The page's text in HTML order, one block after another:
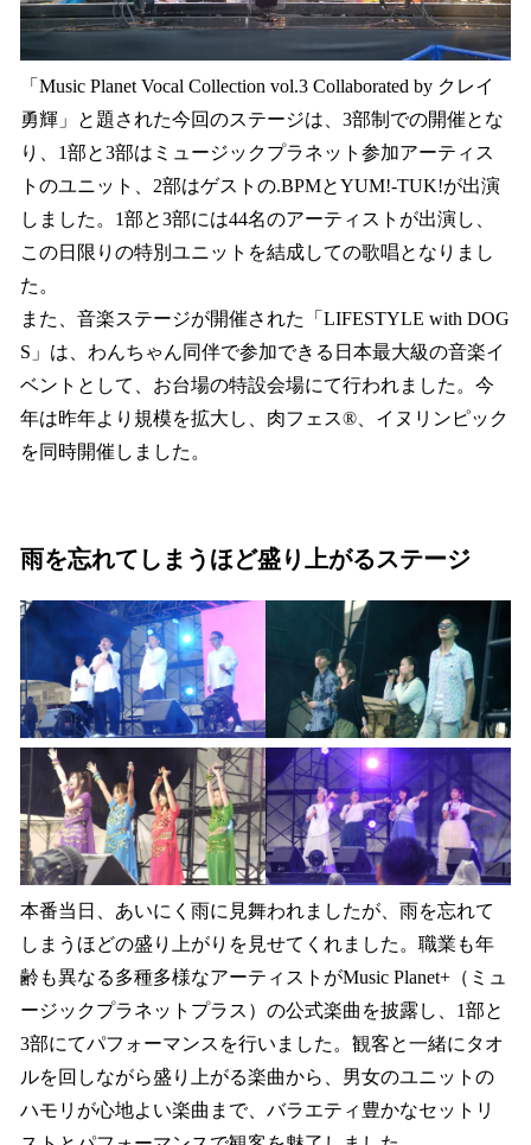
「Music Planet Vocal Collection vol.3 Collaborated by クレイ
勇輝」と題された今回のステージは、3部制での開催とな
り、1部と3部はミュージックプラネット参加アーティス
トのユニット、2部はゲストの.BPMとYUM!-TUK!が出演
しました。1部と3部には44名のアーティストが出演し、
この日限りの特別ユニットを結成しての歌唱となりまし
た。
また、音楽ステージが開催された「LIFESTYLE with DOG
S」は、わんちゃん同伴で参加できる日本最大級の音楽イ
ベントとして、お台場の特設会場にて行われました。今
年は昨年より規模を拡大し、肉フェス®、イヌリンピック
を同時開催しました。
雨を忘れてしまうほど盛り上がるステージ
本番当日、あいにく雨に見舞われましたが、雨を忘れて
しまうほどの盛り上がりを見せてくれました。職業も年
齢も異なる多種多様なアーティストがMusic Planet+（ミュ
ージックプラネットプラス）の公式楽曲を披露し、1部と
3部にてパフォーマンスを行いました。観客と一緒にタオ
ルを回しながら盛り上がる楽曲から、男女のユニットの
ハモリが心地よい楽曲まで、バラエティ豊かなセットリ